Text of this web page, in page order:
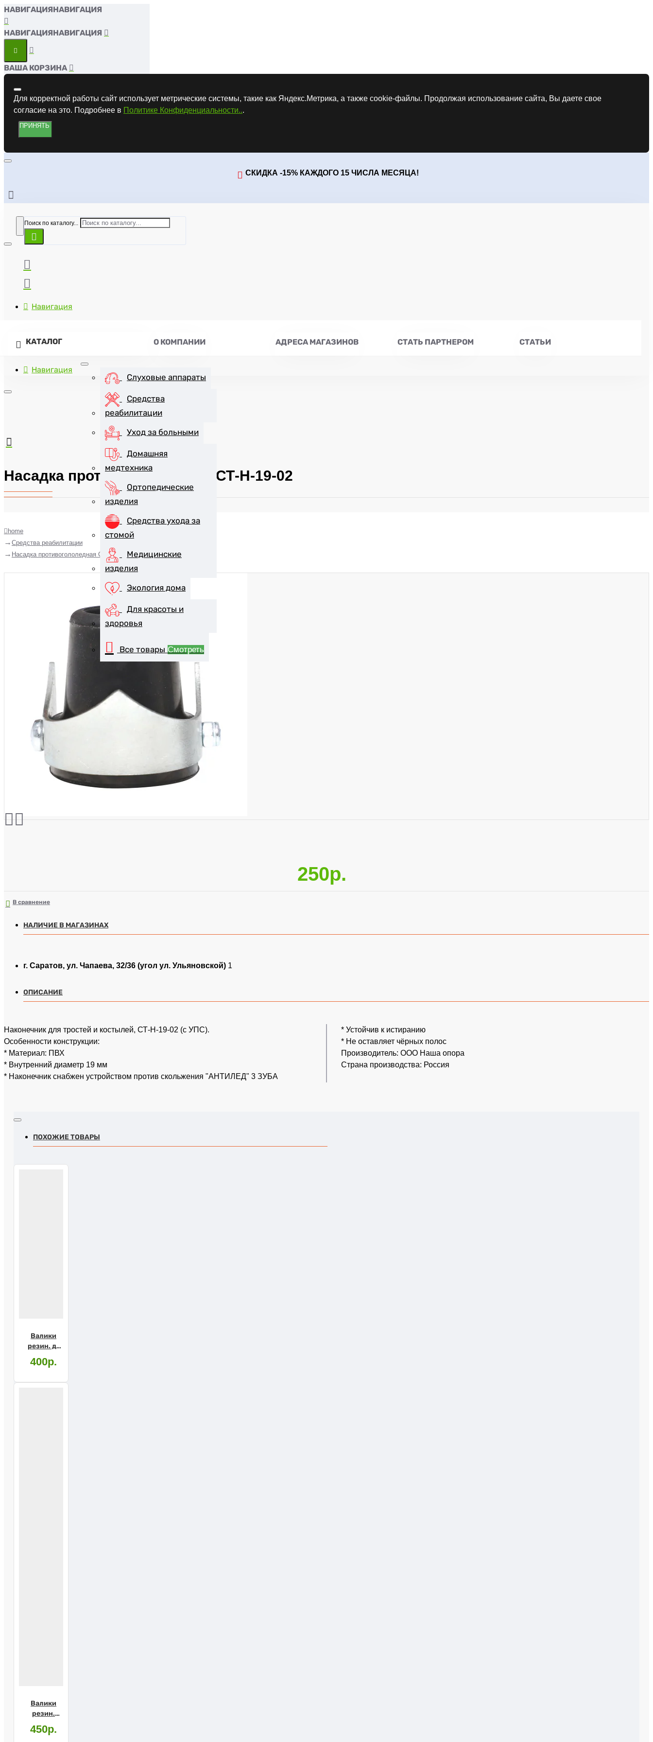
НАВИГАЦИЯ
НАВИГАЦИЯ
ВАША КОРЗИНА
Для корректной работы сайт использует метрические системы, такие как Яндекс.Метрика, а также cookie-файлы. Продолжая использование сайта, Вы даете свое
согласие на это. Подробнее в Политике Конфиденциальности...
ПРИНЯТЬ
СКИДКА -15% КАЖДОГО 15 ЧИСЛА МЕСЯЦА!
Поиск по каталогу...
Навигация
КАТАЛОГ
Слуховые аппараты
Средства
реабилитации
Уход за больными
Домашняя
медтехника
Ортопедические
изделия
Средства ухода за
стомой
Медицинские
изделия
Экология дома
Для красоты и
здоровья
Все товары Смотреть
О КОМПАНИИ АДРЕСА МАГАЗИНОВ СТАТЬ ПАРТНЕРОМ СТАТЬИ
Навигация
Насадка противогололедная СТ-Н-19-02
home
Средства реабилитации
Насадка противогололедная СТ-Н-19-02
250р.
В сравнение
НАЛИЧИЕ В МАГАЗИНАХ
г. Саратов, ул. Чапаева, 32/36 (угол ул. Ульяновской) 1
ОПИСАНИЕ
Наконечник для тростей и костылей, СТ-Н-19-02 (с УПС).
Особенности конструкции:
* Материал: ПВХ
* Внутренний диаметр 19 мм
* Наконечник снабжен устройством против скольжения "АНТИЛЕД" 3 ЗУБА
* Устойчив к истиранию
* Не оставляет чёрных полос
Производитель: ООО Наша опора
Страна производства: Россия
ПОХОЖИЕ ТОВАРЫ
Валики
резин. д/
кисти
(10060)
400р.
Валики
резин.
подмышечн.
(10050)
450р.